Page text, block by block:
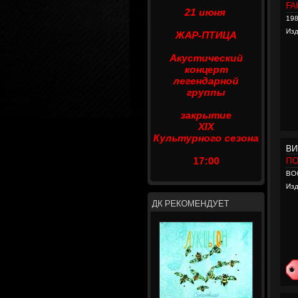
21 июня
ЖАР-ПТИЦА
Акустический
концерт
легендарной
группы
закрытие
XIX
Культурного сезона
17:00
ДК РЕКОМЕНДУЕТ